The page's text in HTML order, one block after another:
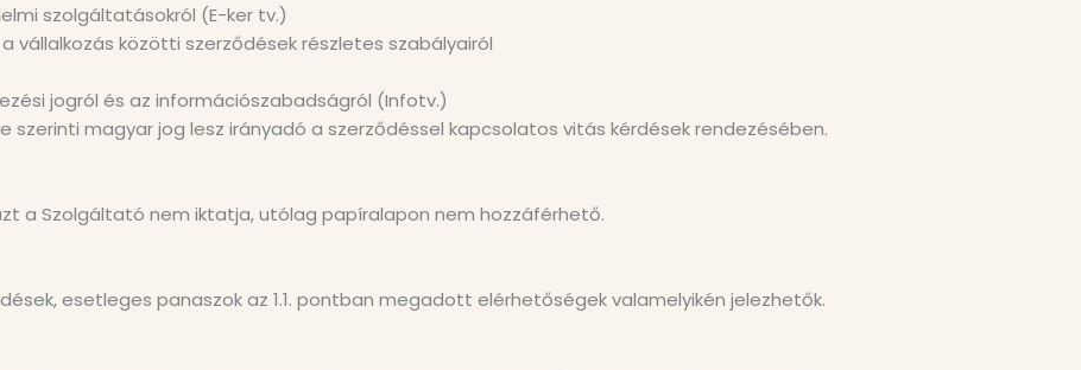
szolgáltatásokról (E-ker tv.)
vállalkozás közötti szerződések részletes szabályairól
jogról és az információszabadságról (Infotv.)
szerinti magyar jog lesz irányadó a szerződéssel kapcsolatos vitás kérdések rendezésében.
a Szolgáltató nem iktatja, utólag papíralapon nem hozzáférhető.
esetleges panaszok az 1.1. pontban megadott elérhetőségek valamelyikén jelezhetők.